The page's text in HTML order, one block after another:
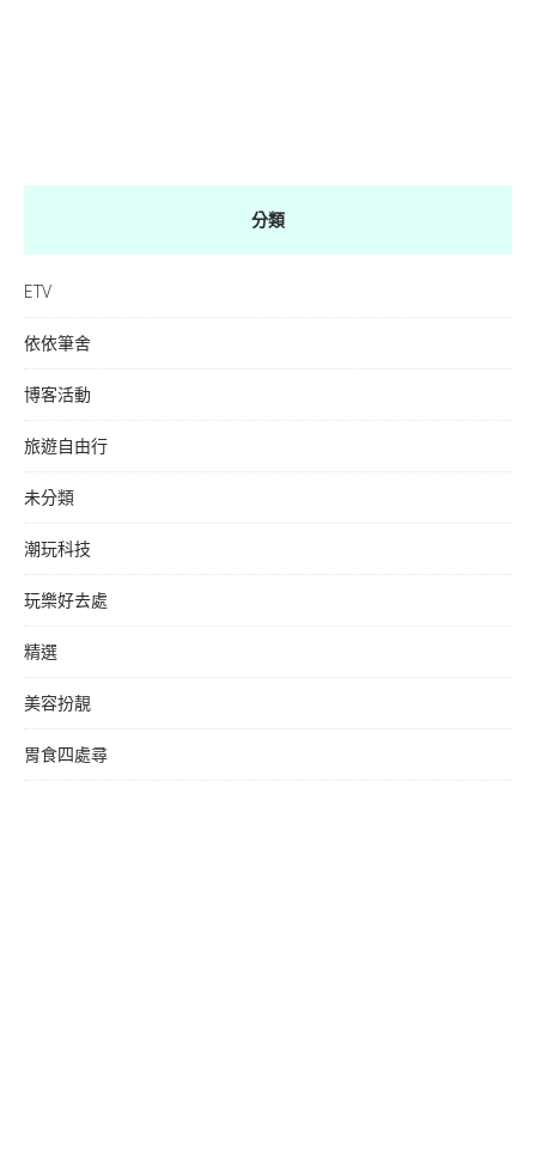
分類
ETV
依依筆舍
博客活動
旅遊自由行
未分類
潮玩科技
玩樂好去處
精選
美容扮靚
胃食四處尋